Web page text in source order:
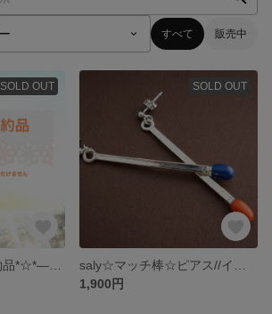
すべて 販売中
SOLD OUT SOLD OUT
1,900円